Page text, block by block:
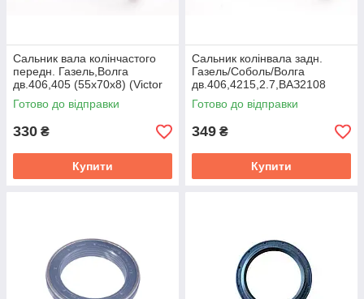
Сальник вала колiнчастого
передн. Газель,Волга
дв.406,405 (55х70х8) (Victor
Reinz) 81-33627-10
Готово до відправки
330 ₴
Купити
Сальник колінвала задн.
Газель/Соболь/Волга
дв.406,4215,2.7,ВАЗ2108
(80x100x10) Victor Reinz 81-
51127-20
Готово до відправки
349 ₴
Купити